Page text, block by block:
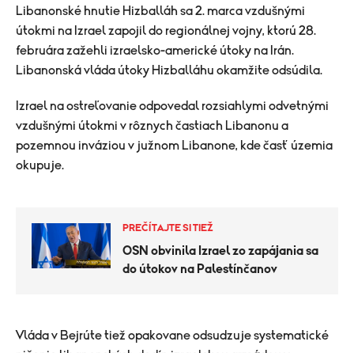
Libanonské hnutie Hizballáh sa 2. marca vzdušnými
útokmi na Izrael zapojil do regionálnej vojny, ktorú 28.
februára zažehli izraelsko-americké útoky na Irán.
Libanonská vláda útoky Hizballáhu okamžite odsúdila.
Izrael na ostreľovanie odpovedal rozsiahlymi odvetnými
vzdušnými útokmi v rôznych častiach Libanonu a
pozemnou inváziou v južnom Libanone, kde časť územia
okupuje.
PREČÍTAJTE SI TIEŽ
OSN obvinila Izrael zo zapájania sa
do útokov na Palestínčanov
Vláda v Bejrúte tiež opakovane odsudzuje systematické